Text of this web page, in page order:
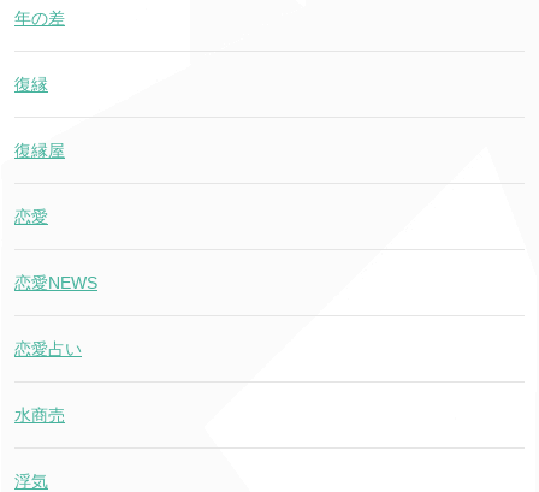
年の差
復縁
復縁屋
恋愛
恋愛NEWS
恋愛占い
水商売
浮気